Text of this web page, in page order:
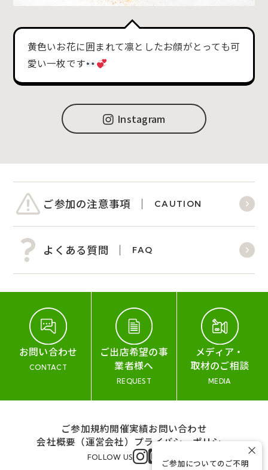
黄色いお花に囲まれて凛としたお顔がとっても可
愛い一枚です
Instagram
ご参加の注意事項 CAUTION
よくある質問 FAQ
お問い合わせ
CONTACT
ご出店希望の事
業者様へ
REQUEST
メディア・
取材のご相談
MEDIA
ご参加規約開催実績お問い合わせ
会社概要（運営会社） プライバシーポリシー
FOLLOW US
ご参加についてのご不明
×